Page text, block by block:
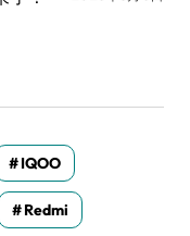
IQOO
Redmi